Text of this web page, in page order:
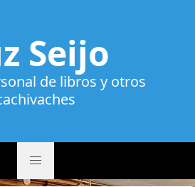
Seijo
de libros y otros